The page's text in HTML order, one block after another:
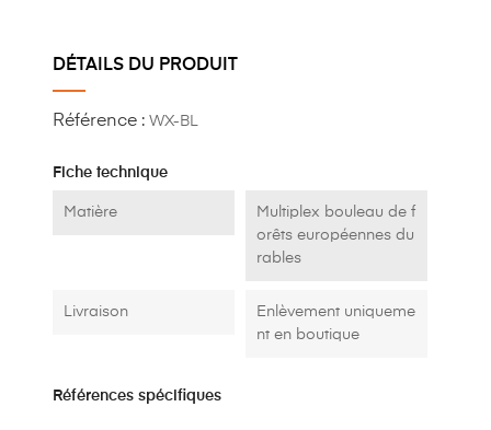
DÉTAILS DU PRODUIT
Référence : WX-BL
Fiche technique
Matière
Multiplex bouleau de f
orêts européennes du
rables
Livraison
Enlèvement uniqueme
nt en boutique
Références spécifiques